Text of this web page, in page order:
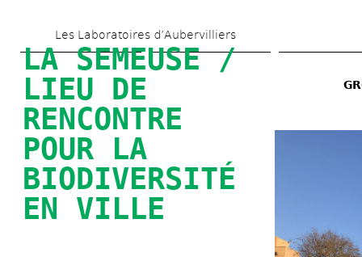
to
main
content
Les Laboratoires d’Aubervilliers
LA SEMEUSE /
LIEU DE
RENCONTRE
POUR LA
BIODIVERSITÉ
EN VILLE